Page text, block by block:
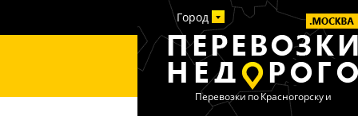
Перевозки по Красногорску и
Город